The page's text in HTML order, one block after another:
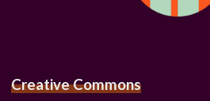
Creative Commons